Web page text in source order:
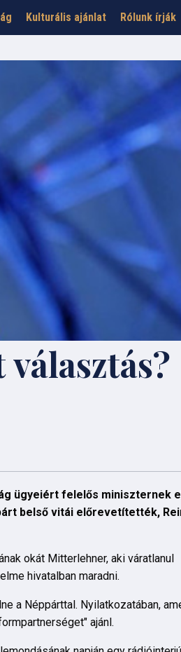
Kulturális ajánlat Rólunk írják
ügyeiért felelős miniszternek
belső vitái előrevetítették,
okát Mitterlehner, aki váratlanul
hivatalban maradni.
a Néppárttal. Nyilatkozatában,
ajánl.